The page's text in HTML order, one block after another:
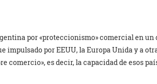
por «proteccionismo» comercial en
impulsado por EEUU, la Europa Unida y a
comercio», es decir, la capacidad de esos